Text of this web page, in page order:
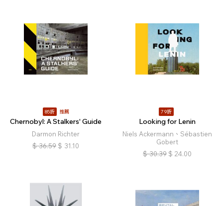
85折 推薦
Chernobyl: A Stalkers' Guide
Darmon Richter
$ 36.59 $ 31.10
79折
Looking for Lenin
Niels Ackermann、Sébastien
Gobert
$ 30.39 $ 24.00